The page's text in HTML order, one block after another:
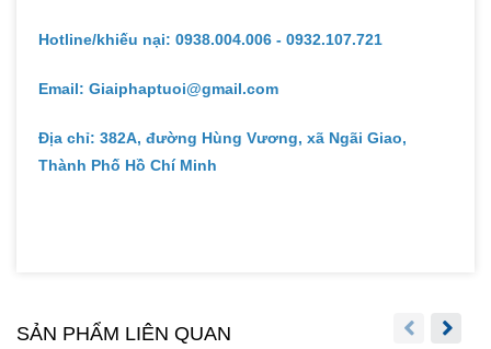
Hotline/khiếu nại: 0938.004.006 - 0932.107.721
Email: Giaiphaptuoi@gmail.com
Địa chỉ: 382A, đường Hùng Vương, xã Ngãi Giao,
Thành Phố Hồ Chí Minh
SẢN PHẨM LIÊN QUAN